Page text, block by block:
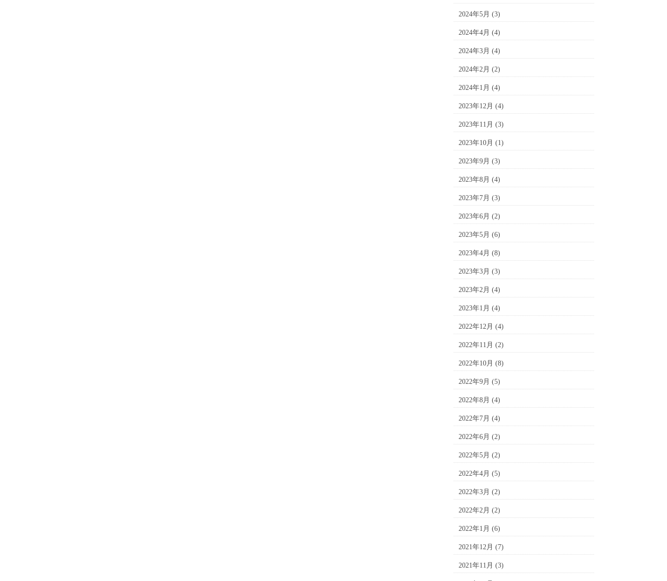
2024年5月 (3)
2024年4月 (4)
2024年3月 (4)
2024年2月 (2)
2024年1月 (4)
2023年12月 (4)
2023年11月 (3)
2023年10月 (1)
2023年9月 (3)
2023年8月 (4)
2023年7月 (3)
2023年6月 (2)
2023年5月 (6)
2023年4月 (8)
2023年3月 (3)
2023年2月 (4)
2023年1月 (4)
2022年12月 (4)
2022年11月 (2)
2022年10月 (8)
2022年9月 (5)
2022年8月 (4)
2022年7月 (4)
2022年6月 (2)
2022年5月 (2)
2022年4月 (5)
2022年3月 (2)
2022年2月 (2)
2022年1月 (6)
2021年12月 (7)
2021年11月 (3)